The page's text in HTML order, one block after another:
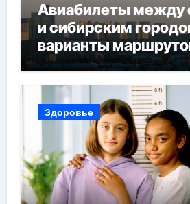
Авиабилеты между
и сибирским
варианты
и советы по
поездки
Здоровье